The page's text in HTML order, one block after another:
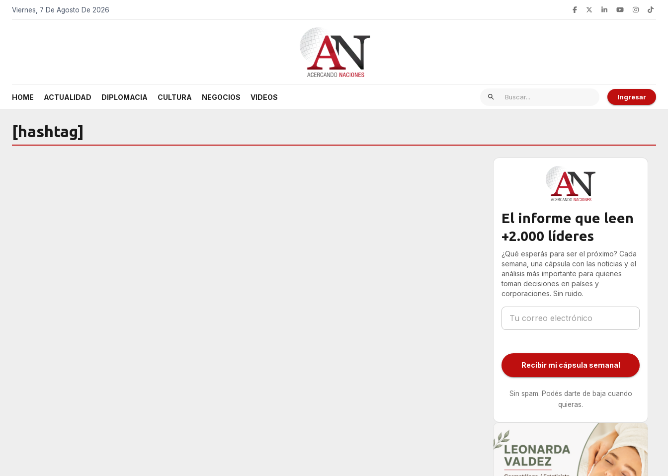
Viernes, 7 De Agosto De 2026
HOME ACTUALIDAD DIPLOMACIA CULTURA NEGOCIOS VIDEOS Ingresar
[hashtag]
El informe que leen
+2.000 líderes
¿Qué esperás para ser el próximo? Cada
semana, una cápsula con las noticias y el
análisis más importante para quienes
toman decisiones en países y
corporaciones. Sin ruido.
Recibir mi cápsula semanal
Sin spam. Podés darte de baja cuando
quieras.